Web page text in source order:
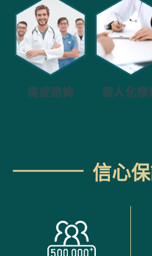
痛症諮詢 個人化療
信心